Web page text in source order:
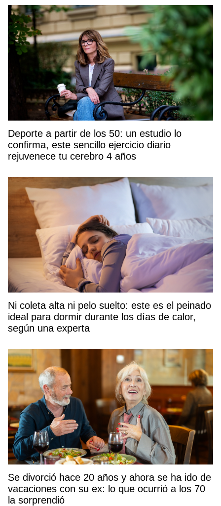
Deporte a partir de los 50: un estudio lo
confirma, este sencillo ejercicio diario
rejuvenece tu cerebro 4 años
Ni coleta alta ni pelo suelto: este es el peinado
ideal para dormir durante los días de calor,
según una experta
Se divorció hace 20 años y ahora se ha ido de
vacaciones con su ex: lo que ocurrió a los 70
la sorprendió